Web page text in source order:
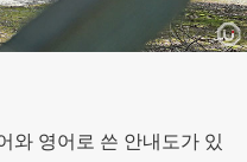
와 영어로 쓴 안내도가 있